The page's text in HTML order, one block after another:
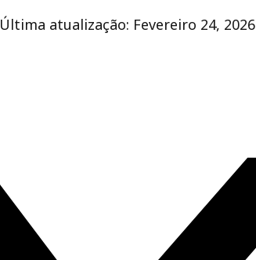
Última atualização: Fevereiro 24, 2026